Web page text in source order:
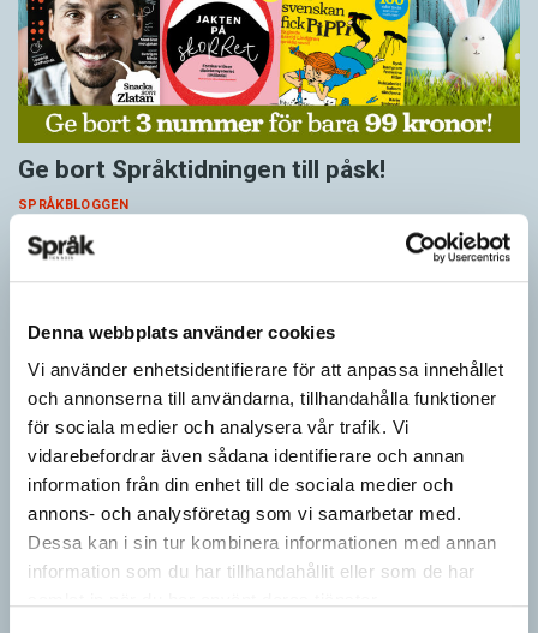
Denna webbplats använder cookies
Vi använder enhetsidentifierare för att anpassa innehållet
och annonserna till användarna, tillhandahålla funktioner
för sociala medier och analysera vår trafik. Vi
vidarebefordrar även sådana identifierare och annan
information från din enhet till de sociala medier och
annons- och analysföretag som vi samarbetar med.
Dessa kan i sin tur kombinera informationen med annan
information som du har tillhandahållit eller som de har
Ge bort Språktidningen till påsk!
SPRÅKBLOGGEN
Inför påsken har vi ett riktigt fint erbjudande. Just nu kan du ge
bort 3 nummer av Språktidningen för bara 99 kronor! Du kan